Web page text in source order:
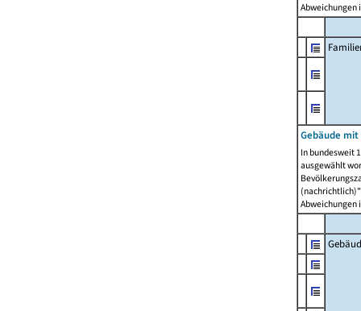
Abweichungen
Gebäude
In bundesweit
ausgewählt
Abweichungen